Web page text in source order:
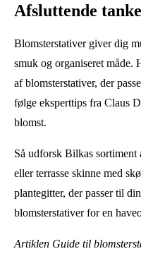
Afsluttende
Blomsterstativer giver dig
smuk og organiseret
af blomsterstativer, der
følge eksperttips fra Claus
blomst.
Så udforsk Bilkas
eller terrasse skinne med
plantegitter, der passer til
blomsterstativer for en
Artiklen Guide til